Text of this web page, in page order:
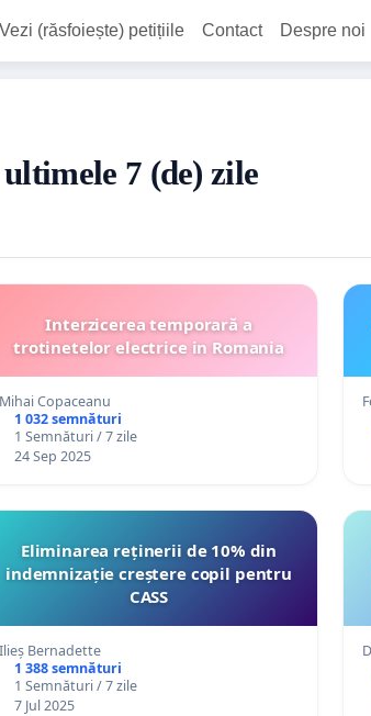
Vezi (răsfoiește) petițiile Contact Despre noi
7 (de) zile
Interzicerea temporară a
trotinetelor electrice in Romania
Mihai Copaceanu
1 032 semnături
1 Semnături / 7 zile
24 Sep 2025
Eliminarea reținerii de 10% din
indemnizație creștere copil pentru
CASS
Ilieș Bernadette
1 388 semnături
1 Semnături / 7 zile
7 Jul 2025